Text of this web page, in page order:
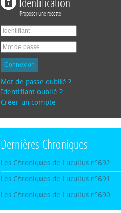
Identification
Proposer une recette
Connexion
Mot de passe oublié ?
Identifiant oublié ?
Créer un compte
Dernières Chroniques
Les Chroniques de Lucullus n°692
Les Chroniques de Lucullus n°691
Les Chroniques de Lucullus n°690